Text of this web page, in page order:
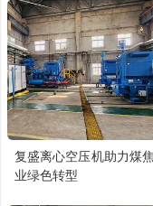
复盛离心空压机助力煤
业绿色转型